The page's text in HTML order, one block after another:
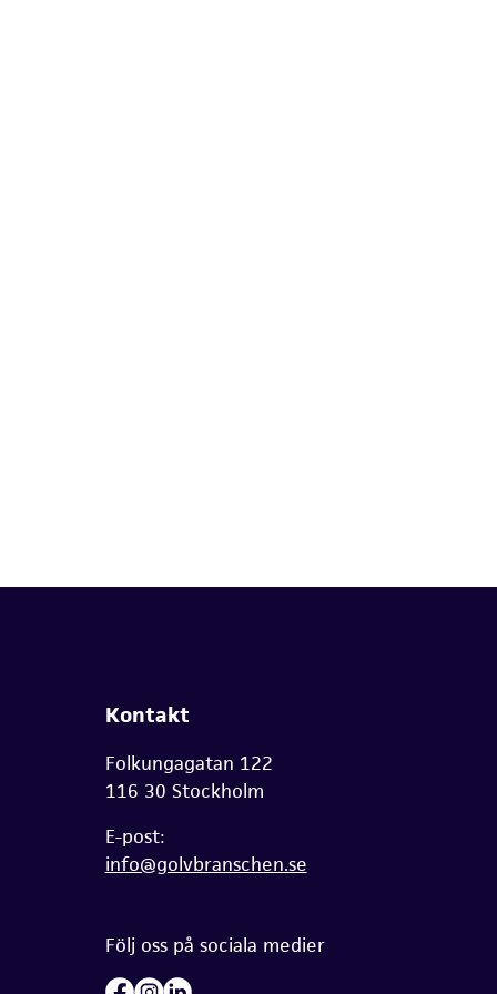
Kontakt
Folkungagatan 122
116 30 Stockholm
E-post:
info@golvbranschen.se
Följ oss på sociala medier